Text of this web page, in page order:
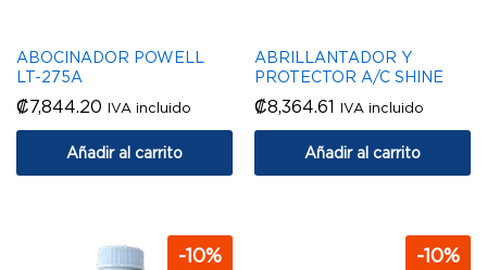
ABOCINADOR POWELL
LT-275A
₡7,844.20 IVA incluido
Añadir al carrito
ABRILLANTADOR Y
PROTECTOR A/C SHINE
₡8,364.61 IVA incluido
Añadir al carrito
-10% -10%